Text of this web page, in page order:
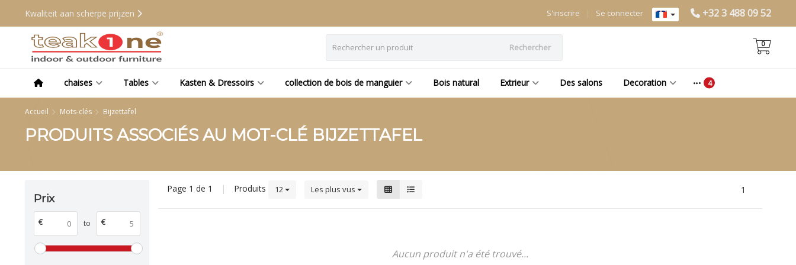
Kwaliteit aan scherpe prijzen +32 3 488 09 52
Se connecter
S'inscrire
Rechercher 0
chaises Tables Kasten & Dressoirs collection de bois de manguier Bois natural Extrieur Des salons Decoration
Accueil Mots-clés Bijzettafel
PRODUITS ASSOCIÉS AU MOT-CLÉ BIJZETTAFEL
Prix
€ to €
Page 1 de 1 | Produits 12 Les plus vus 1
Aucun produit n'a été trouvé...